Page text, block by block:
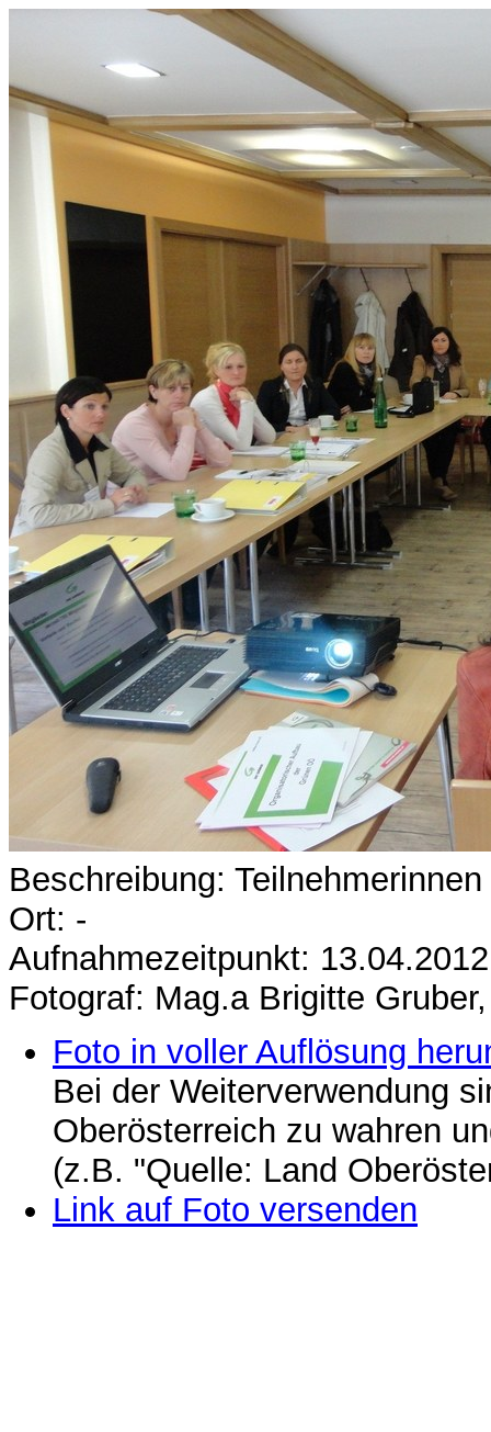
Beschreibung:
Ort: -
Aufnahmezeitpunkt: 13.04.2012
Fotograf: Mag.a Brigitte
Foto in voller Auflösung
Bei der Weiterverwendung
Oberösterreich zu wahren
(z.B. "Quelle: Land
Link auf Foto versenden